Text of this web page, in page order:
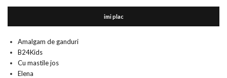
imi plac
Amalgam de ganduri
B24Kids
Cu mastile jos
Elena